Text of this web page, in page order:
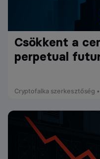
Csökkent a
perpetual
Cryptofalka szerkesztőség